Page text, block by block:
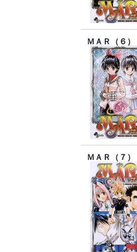
ＭＡＲ（６）
ＭＡＲ（７）